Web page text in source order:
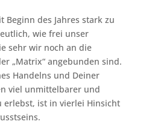
Beginn des Jahres stark zu
wie frei unser
sehr wir noch an die
„Matrix“ angebunden sind.
Handelns und Deiner
viel unmittelbarer und
erlebst, ist in vierlei Hinsicht